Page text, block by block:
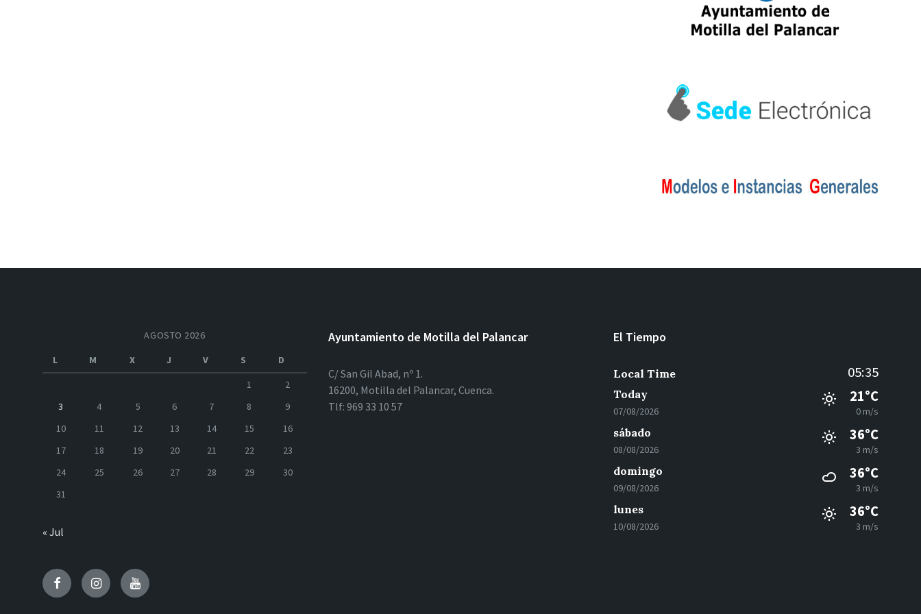
AGOSTO 2026
L
M X J V S
D
1
2
3
4 5 6 7 8
9
10
11 12 13 14 15
16
17
18 19 20 21 22
23
24
25 26 27 28 29
30
31
« Jul
Ayuntamiento de Motilla del Palancar
C/ San Gil Abad, nº 1.
16200, Motilla del Palancar, Cuenca.
Tlf: 969 33 10 57
El Tiempo
Local Time 05:35
Today
07/08/2026
21°C
0 m/s
sábado
08/08/2026
36°C
3 m/s
domingo
09/08/2026
36°C
3 m/s
lunes
10/08/2026
36°C
3 m/s
FacebookInstagramYoutube